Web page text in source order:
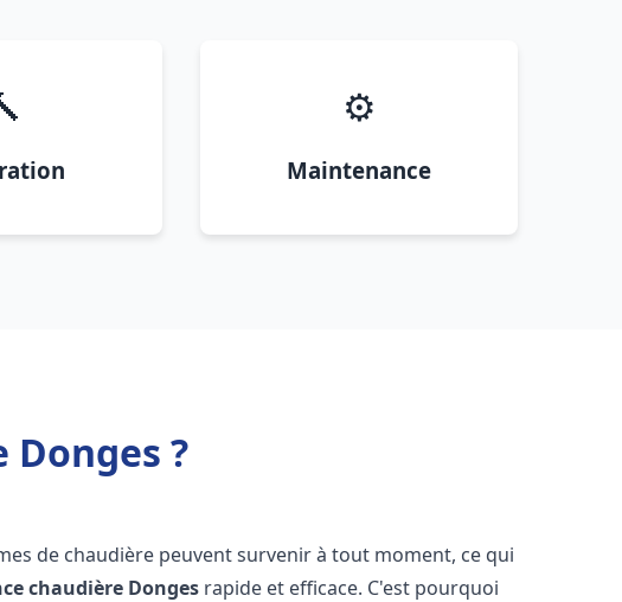
⚙️
Maintenance
?
de chaudière peuvent survenir à tout moment, ce qui
chaudière Donges rapide et efficace. C'est pourquoi